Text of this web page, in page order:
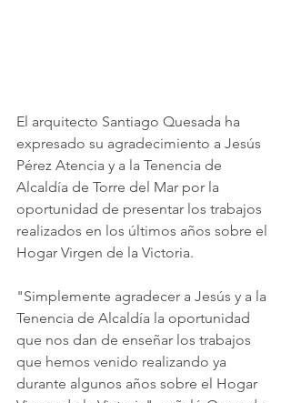
El arquitecto Santiago Quesada ha
expresado su agradecimiento a Jesús
Pérez Atencia y a la Tenencia de
Alcaldía de Torre del Mar por la
oportunidad de presentar los trabajos
realizados en los últimos años sobre el
Hogar Virgen de la Victoria.
"Simplemente agradecer a Jesús y a la
Tenencia de Alcaldía la oportunidad
que nos dan de enseñar los trabajos
que hemos venido realizando ya
durante algunos años sobre el Hogar